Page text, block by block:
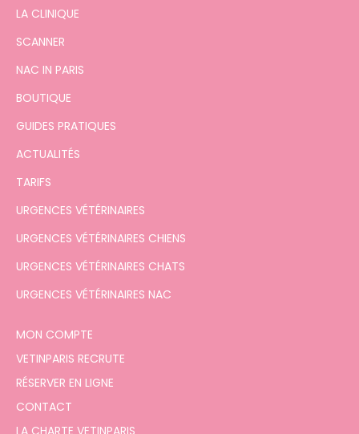
LA CLINIQUE
SCANNER
NAC IN PARIS
BOUTIQUE
GUIDES PRATIQUES
ACTUALITÉS
TARIFS
URGENCES VÉTÉRINAIRES
URGENCES VÉTÉRINAIRES CHIENS
URGENCES VÉTÉRINAIRES CHATS
URGENCES VÉTÉRINAIRES NAC
MON COMPTE
VETINPARIS RECRUTE
RÉSERVER EN LIGNE
CONTACT
LA CHARTE VETINPARIS